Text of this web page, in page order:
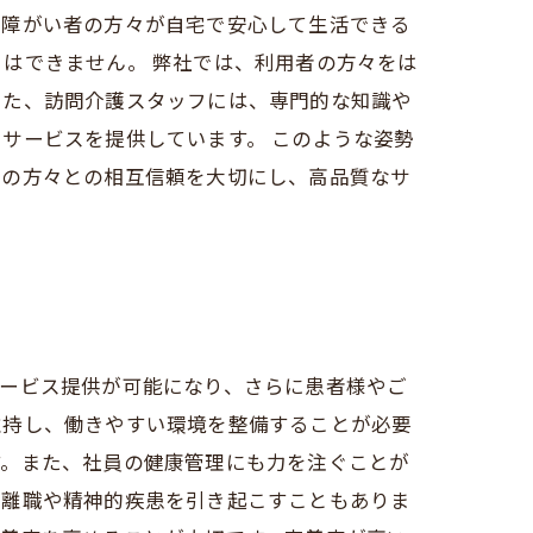
がい者の方々が自宅で安心して生活できる
できません。 弊社では、利用者の方々をは
、訪問介護スタッフには、専門的な知識や
ービスを提供しています。 このような姿勢
方々との相互信頼を大切にし、高品質なサ
ビス提供が可能になり、さらに患者様やご
し、働きやすい環境を整備することが必要
また、社員の健康管理にも力を注ぐことが
職や精神的疾患を引き起こすこともありま